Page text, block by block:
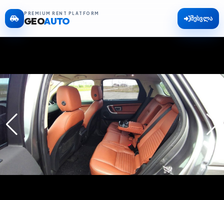
PREMIUM RENT PLATFORM
GEOAUTO შესვლა